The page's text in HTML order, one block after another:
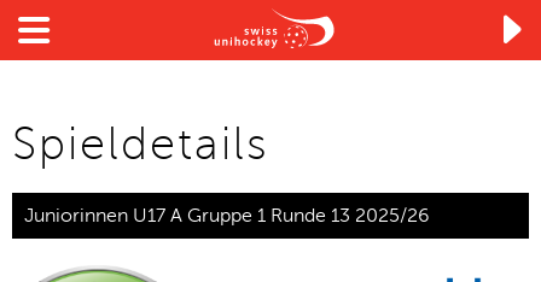

Spieldetails
Juniorinnen U17 A Gruppe 1 Runde 13 2025/26